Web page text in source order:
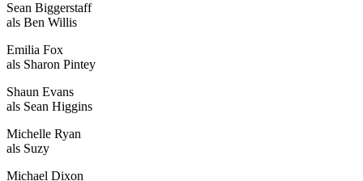
Sean Biggerstaff
als Ben Willis
Emilia Fox
als Sharon Pintey
Shaun Evans
als Sean Higgins
Michelle Ryan
als Suzy
Michael Dixon